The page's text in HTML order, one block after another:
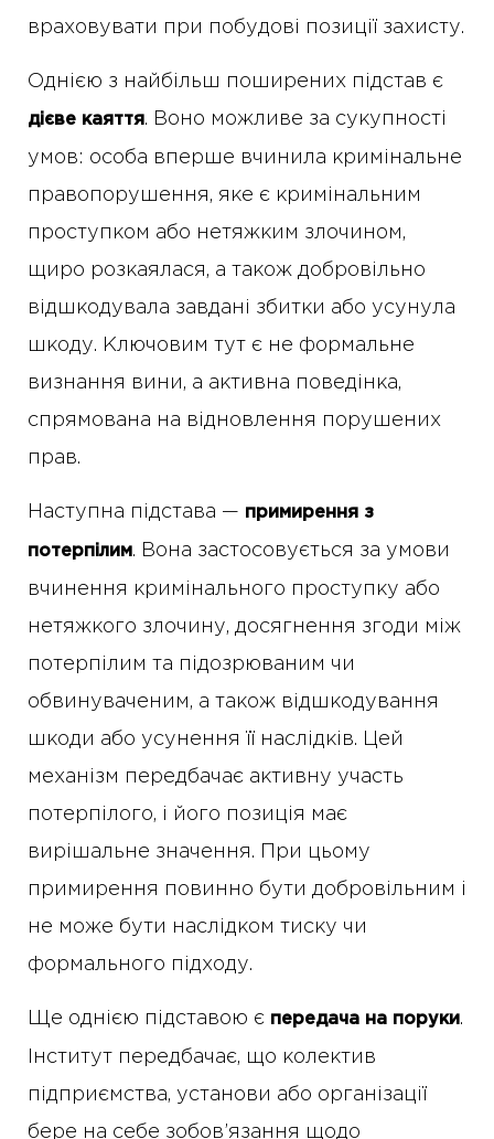
враховувати при побудові позиції захисту.
Однією з найбільш поширених підстав є
дієве каяття. Воно можливе за сукупності
умов: особа вперше вчинила кримінальне
правопорушення, яке є кримінальним
проступком або нетяжким злочином,
щиро розкаялася, а також добровільно
відшкодувала завдані збитки або усунула
шкоду. Ключовим тут є не формальне
визнання вини, а активна поведінка,
спрямована на відновлення порушених
прав.
Наступна підстава — примирення з
потерпілим. Вона застосовується за умови
вчинення кримінального проступку або
нетяжкого злочину, досягнення згоди між
потерпілим та підозрюваним чи
обвинуваченим, а також відшкодування
шкоди або усунення її наслідків. Цей
механізм передбачає активну участь
потерпілого, і його позиція має
вирішальне значення. При цьому
примирення повинно бути добровільним і
не може бути наслідком тиску чи
формального підходу.
Ще однією підставою є передача на поруки.
Інститут передбачає, що колектив
підприємства, установи або організації
бере на себе зобов’язання щодо